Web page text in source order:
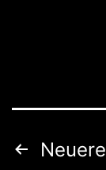
Neuere